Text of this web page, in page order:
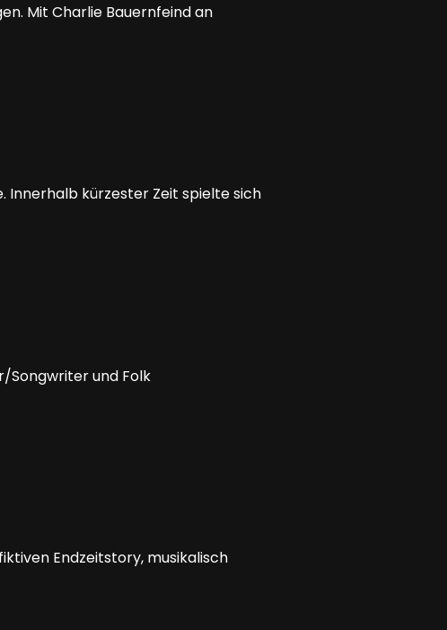
Mit Charlie Bauernfeind an
Innerhalb kürzester Zeit spielte sich
Songwriter und Folk
Endzeitstory, musikalisch